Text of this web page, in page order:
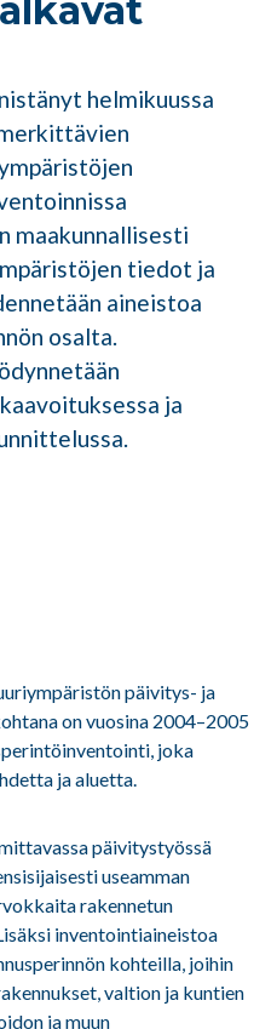
helmikuussa
maakunnallisesti
tiedot ja
aineistoa
osalta.
ja
päivitys- ja
on vuosina 2004–2005
joka
ja aluetta.
päivitystyössä
useamman
rakennetun
inventointiaineistoa
kohteilla, joihin
valtion ja kuntien
ja muun